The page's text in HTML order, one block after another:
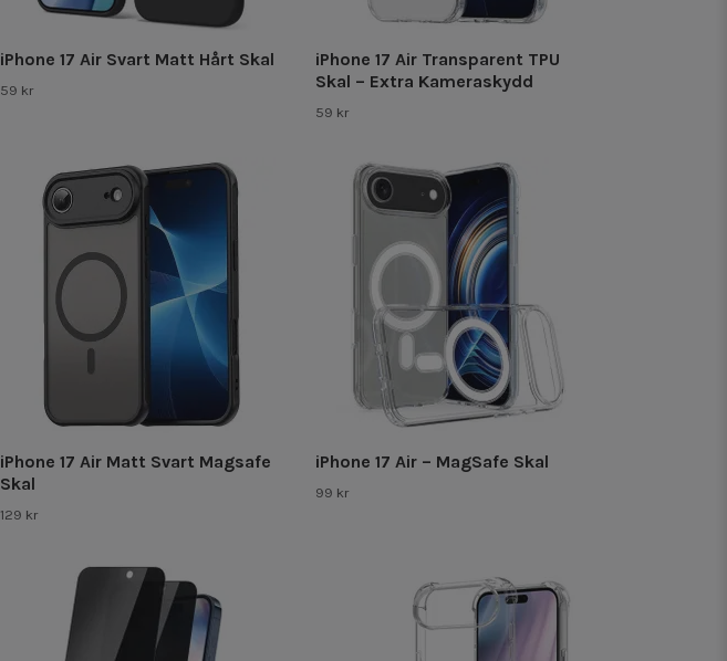
iPhone 17 Air Svart Matt Hårt Skal
59 kr
iPhone 17 Air Transparent TPU
Skal – Extra Kameraskydd
59 kr
iPhone 17 Air Matt Svart Magsafe
Skal
129 kr
iPhone 17 Air – MagSafe Skal
99 kr